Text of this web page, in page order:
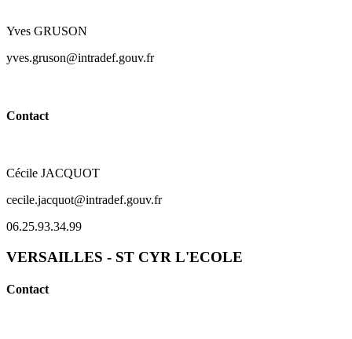
Yves GRUSON
yves.gruson@intradef.gouv.fr
Contact
Cécile JACQUOT
cecile.jacquot@intradef.gouv.fr
06.25.93.34.99
VERSAILLES - ST CYR L'ECOLE
Contact